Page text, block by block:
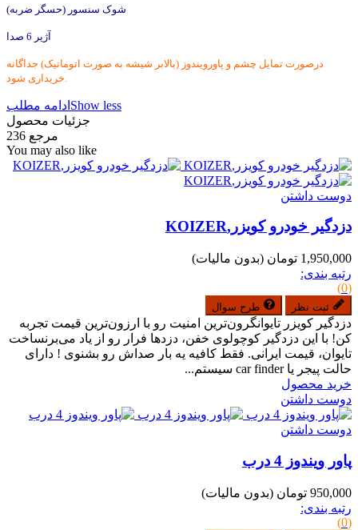
شوک سنسور (حسگر ضربه)
آژیر 6 صدا
درصورت تمایل چشم و پاورویندوز (بالابر شیشه به صورت اتوماتیک) جداگانه
ادامه مطلب Show less
جزئیات محصول
مرجع 236
You may also like
دوست داشتن
دزدگیر خودرو کویزر,KOIZER
1,950,000 تومان
(بدون مالیات)
رتبه بندی:
(0)
ثبت نظر طرح سوال
دزدگیر کویزر تایوانگرون‌ترین امنیت رو با ارزون‌ترین قیمت تجربه
کن! با این دزدگیر کوچولوی خفن، دزدها فرار رو از یاد می‌برنساخت
تایوان، قیمت ایرانی. فقط کافیه یه بار صداش رو بشنوی ! دارای
حالت پیجر یا car finder سیستم...
خرید محصول
دوست داشتن
دوست داشتن
پاور ویندوز 4 درب
950,000 تومان
(بدون مالیات)
رتبه بندی:
(0)